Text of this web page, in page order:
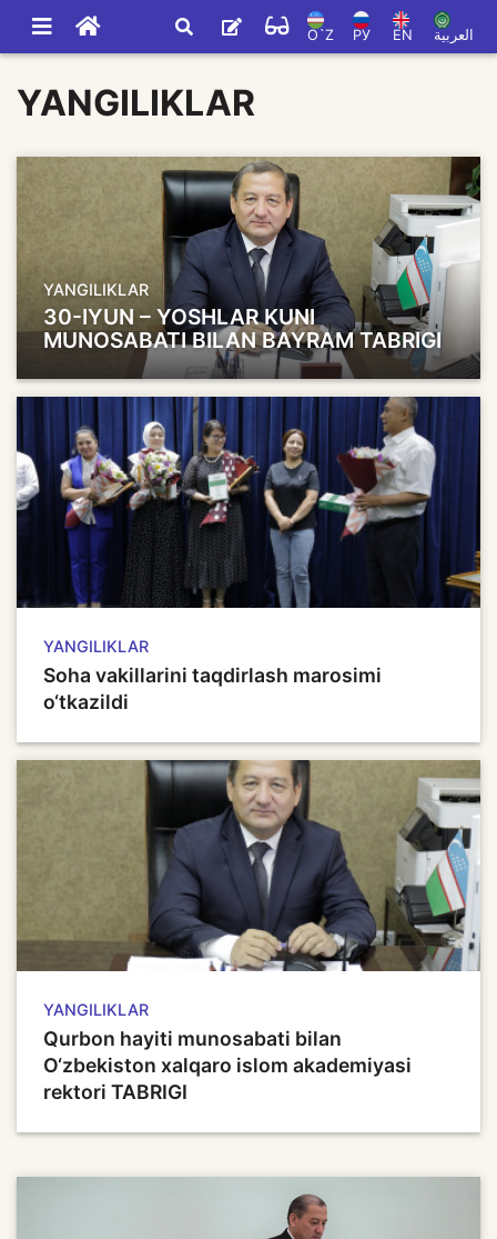
O`Z РУ EN العربية
YANGILIKLAR
YANGILIKLAR
30-IYUN – YOSHLAR KUNI
MUNOSABATI BILAN BAYRAM TABRIGI
YANGILIKLAR
Soha vakillarini taqdirlash marosimi
o‘tkazildi
YANGILIKLAR
Qurbon hayiti munosabati bilan
O‘zbekiston xalqaro islom akademiyasi
rektori TABRIGI